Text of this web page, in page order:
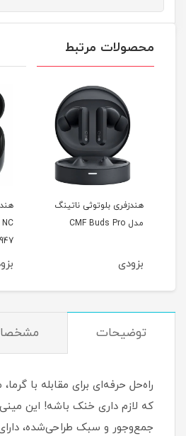
محصولات مرتبط
هندزفری بلوتوثی ناتینگ
مدل CMF Buds Pro
بزودی
توضیحات
راه‌حل حرفه‌ای برای مقابله با
که لازم داری خنک باشه! این
جمع‌وجور و سبک طراحی‌شده،